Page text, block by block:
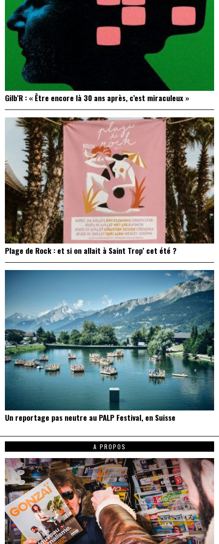
Gilb’R : « Être encore là 30 ans après, c’est miraculeux »
Plage de Rock : et si on allait à Saint Trop’ cet été ?
Un reportage pas neutre au PALP Festival, en Suisse
A PROPOS